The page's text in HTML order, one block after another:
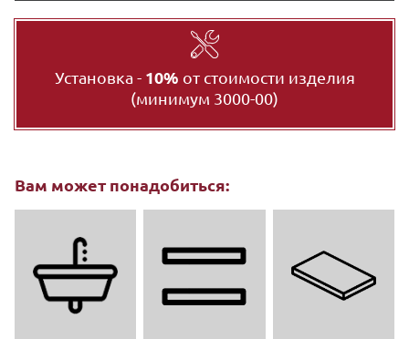
Установка - 10% от стоимости изделия
(минимум 3000-00)
Вам может понадобиться: